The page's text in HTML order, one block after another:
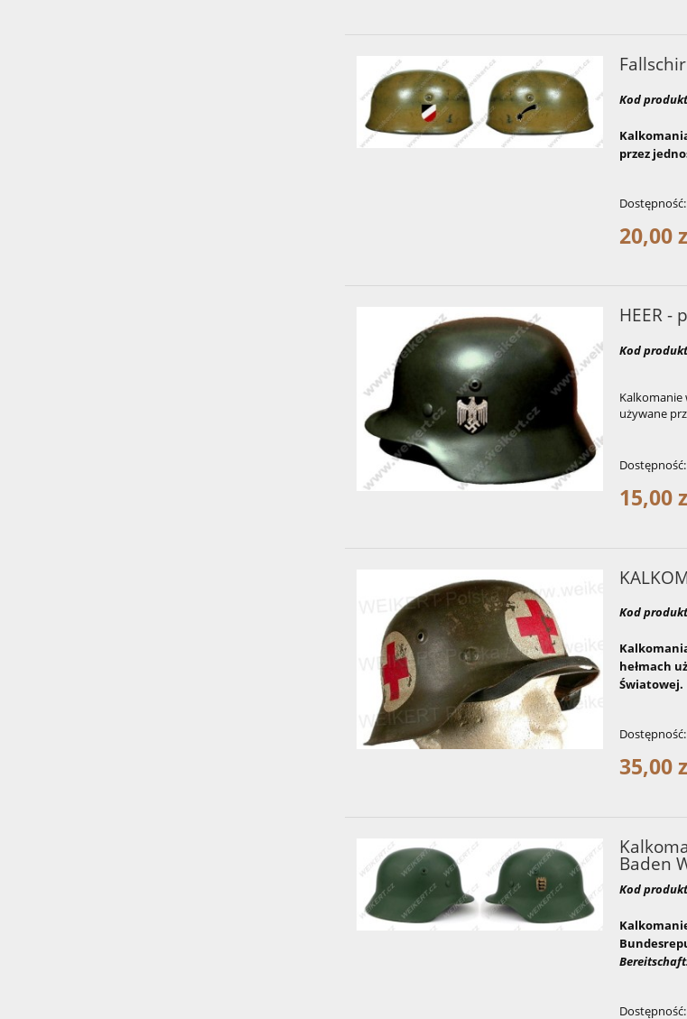
Kod
przez
Dostępność:
20,00
HEER -
Kod
Kalkomanie
używane
Dostępność:
15,00
Kod
hełmach
Światowej.
Dostępność:
35,00
Baden
Kod
Dostępność: